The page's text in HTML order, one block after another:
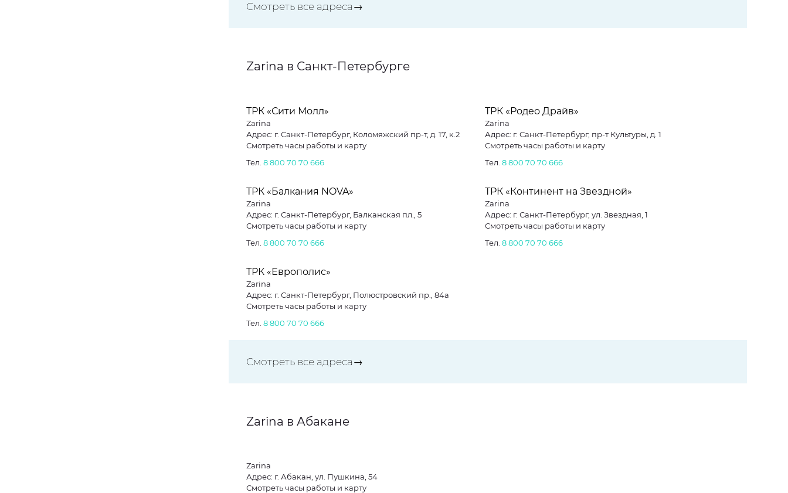
Смотреть все адреса→
Zarina в Санкт-Петербурге
ТРК «Сити Молл»
Zarina
Адрес: г. Санкт-Петербург, Коломяжский пр-т, д. 17, к.2
Смотреть часы работы и карту
Тел. 8 800 70 70 666
ТРК «Родео Драйв»
Zarina
Адрес: г. Санкт-Петербург, пр-т Культуры, д. 1
Смотреть часы работы и карту
Тел. 8 800 70 70 666
ТРК «Балкания NOVA»
Zarina
Адрес: г. Санкт-Петербург, Балканская пл., 5
Смотреть часы работы и карту
Тел. 8 800 70 70 666
ТРК «Континент на Звездной»
Zarina
Адрес: г. Санкт-Петербург, ул. Звездная, 1
Смотреть часы работы и карту
Тел. 8 800 70 70 666
ТРК «Европолис»
Zarina
Адрес: г. Санкт-Петербург, Полюстровский пр., 84а
Смотреть часы работы и карту
Тел. 8 800 70 70 666
Смотреть все адреса→
Zarina в Абакане
Zarina
Адрес: г. Абакан, ул. Пушкина, 54
Смотреть часы работы и карту